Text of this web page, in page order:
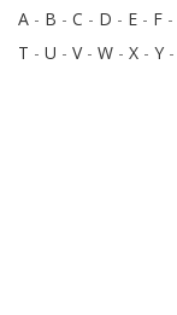
A - B - C - D - E - F -
T - U - V- W - X - Y -